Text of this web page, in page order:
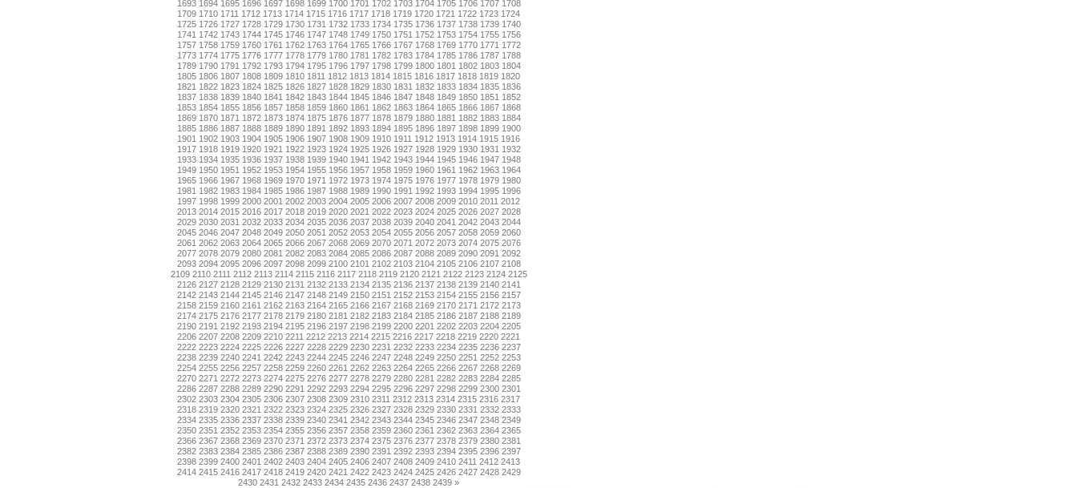
1693 1694 1695 1696 1697 1698 1699 1700 1701 1702 1703 1704 1705 1706 1707 1708
1709 1710 1711 1712 1713 1714 1715 1716 1717 1718 1719 1720 1721 1722 1723 1724
1725 1726 1727 1728 1729 1730 1731 1732 1733 1734 1735 1736 1737 1738 1739 1740
1741 1742 1743 1744 1745 1746 1747 1748 1749 1750 1751 1752 1753 1754 1755 1756
1757 1758 1759 1760 1761 1762 1763 1764 1765 1766 1767 1768 1769 1770 1771 1772
1773 1774 1775 1776 1777 1778 1779 1780 1781 1782 1783 1784 1785 1786 1787 1788
1789 1790 1791 1792 1793 1794 1795 1796 1797 1798 1799 1800 1801 1802 1803 1804
1805 1806 1807 1808 1809 1810 1811 1812 1813 1814 1815 1816 1817 1818 1819 1820
1821 1822 1823 1824 1825 1826 1827 1828 1829 1830 1831 1832 1833 1834 1835 1836
1837 1838 1839 1840 1841 1842 1843 1844 1845 1846 1847 1848 1849 1850 1851 1852
1853 1854 1855 1856 1857 1858 1859 1860 1861 1862 1863 1864 1865 1866 1867 1868
1869 1870 1871 1872 1873 1874 1875 1876 1877 1878 1879 1880 1881 1882 1883 1884
1885 1886 1887 1888 1889 1890 1891 1892 1893 1894 1895 1896 1897 1898 1899 1900
1901 1902 1903 1904 1905 1906 1907 1908 1909 1910 1911 1912 1913 1914 1915 1916
1917 1918 1919 1920 1921 1922 1923 1924 1925 1926 1927 1928 1929 1930 1931 1932
1933 1934 1935 1936 1937 1938 1939 1940 1941 1942 1943 1944 1945 1946 1947 1948
1949 1950 1951 1952 1953 1954 1955 1956 1957 1958 1959 1960 1961 1962 1963 1964
1965 1966 1967 1968 1969 1970 1971 1972 1973 1974 1975 1976 1977 1978 1979 1980
1981 1982 1983 1984 1985 1986 1987 1988 1989 1990 1991 1992 1993 1994 1995 1996
1997 1998 1999 2000 2001 2002 2003 2004 2005 2006 2007 2008 2009 2010 2011 2012
2013 2014 2015 2016 2017 2018 2019 2020 2021 2022 2023 2024 2025 2026 2027 2028
2029 2030 2031 2032 2033 2034 2035 2036 2037 2038 2039 2040 2041 2042 2043 2044
2045 2046 2047 2048 2049 2050 2051 2052 2053 2054 2055 2056 2057 2058 2059 2060
2061 2062 2063 2064 2065 2066 2067 2068 2069 2070 2071 2072 2073 2074 2075 2076
2077 2078 2079 2080 2081 2082 2083 2084 2085 2086 2087 2088 2089 2090 2091 2092
2093 2094 2095 2096 2097 2098 2099 2100 2101 2102 2103 2104 2105 2106 2107 2108
2109 2110 2111 2112 2113 2114 2115 2116 2117 2118 2119 2120 2121 2122 2123 2124 2125
2126 2127 2128 2129 2130 2131 2132 2133 2134 2135 2136 2137 2138 2139 2140 2141
2142 2143 2144 2145 2146 2147 2148 2149 2150 2151 2152 2153 2154 2155 2156 2157
2158 2159 2160 2161 2162 2163 2164 2165 2166 2167 2168 2169 2170 2171 2172 2173
2174 2175 2176 2177 2178 2179 2180 2181 2182 2183 2184 2185 2186 2187 2188 2189
2190 2191 2192 2193 2194 2195 2196 2197 2198 2199 2200 2201 2202 2203 2204 2205
2206 2207 2208 2209 2210 2211 2212 2213 2214 2215 2216 2217 2218 2219 2220 2221
2222 2223 2224 2225 2226 2227 2228 2229 2230 2231 2232 2233 2234 2235 2236 2237
2238 2239 2240 2241 2242 2243 2244 2245 2246 2247 2248 2249 2250 2251 2252 2253
2254 2255 2256 2257 2258 2259 2260 2261 2262 2263 2264 2265 2266 2267 2268 2269
2270 2271 2272 2273 2274 2275 2276 2277 2278 2279 2280 2281 2282 2283 2284 2285
2286 2287 2288 2289 2290 2291 2292 2293 2294 2295 2296 2297 2298 2299 2300 2301
2302 2303 2304 2305 2306 2307 2308 2309 2310 2311 2312 2313 2314 2315 2316 2317
2318 2319 2320 2321 2322 2323 2324 2325 2326 2327 2328 2329 2330 2331 2332 2333
2334 2335 2336 2337 2338 2339 2340 2341 2342 2343 2344 2345 2346 2347 2348 2349
2350 2351 2352 2353 2354 2355 2356 2357 2358 2359 2360 2361 2362 2363 2364 2365
2366 2367 2368 2369 2370 2371 2372 2373 2374 2375 2376 2377 2378 2379 2380 2381
2382 2383 2384 2385 2386 2387 2388 2389 2390 2391 2392 2393 2394 2395 2396 2397
2398 2399 2400 2401 2402 2403 2404 2405 2406 2407 2408 2409 2410 2411 2412 2413
2414 2415 2416 2417 2418 2419 2420 2421 2422 2423 2424 2425 2426 2427 2428 2429
2430 2431 2432 2433 2434 2435 2436 2437 2438 2439 »